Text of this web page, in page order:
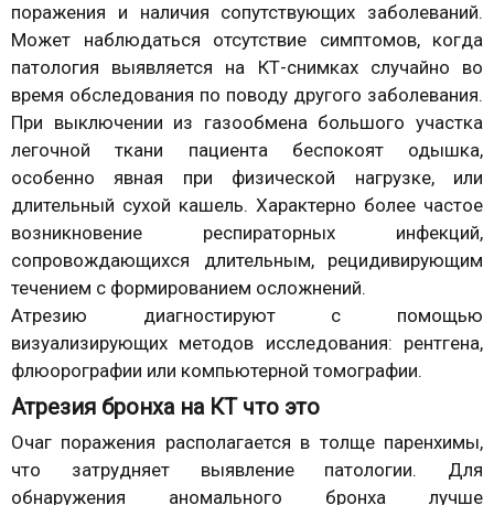
поражения и наличия сопутствующих заболеваний.
Может наблюдаться отсутствие симптомов, когда
патология выявляется на КТ-снимках случайно во
время обследования по поводу другого заболевания.
При выключении из газообмена большого участка
легочной ткани пациента беспокоят одышка,
особенно явная при физической нагрузке, или
длительный сухой кашель. Характерно более частое
возникновение респираторных инфекций,
сопровождающихся длительным, рецидивирующим
течением с формированием осложнений.
Атрезию диагностируют с помощью
визуализирующих методов исследования: рентгена,
флюорографии или компьютерной томографии.
Атрезия бронха на КТ что это
Очаг поражения располагается в толще паренхимы,
что затрудняет выявление патологии. Для
обнаружения аномального бронха лучше